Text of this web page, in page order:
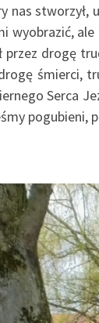
nas stworzył,
wyobrazić,
przez drogę
śmierci,
Serca
pogubieni,